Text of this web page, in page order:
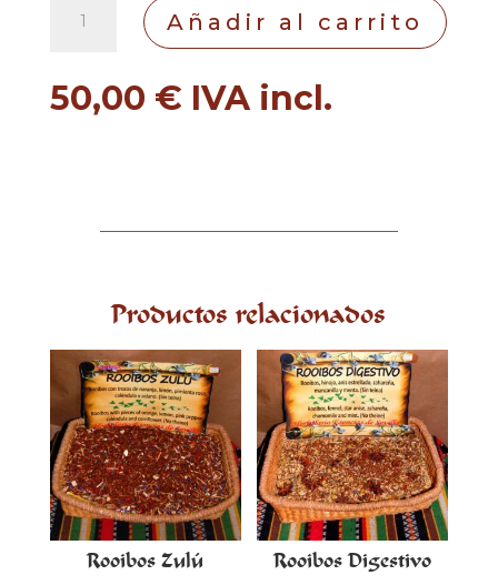
Navidad
Añadir al carrito
50,00 € IVA incl.
Productos relacionados
Rooibos Zulú Rooibos Digestivo